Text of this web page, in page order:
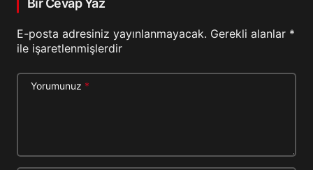
Bir Cevap Yaz
E-posta adresiniz yayınlanmayacak. Gerekli alanlar *
ile işaretlenmişlerdir
Yorumunuz *